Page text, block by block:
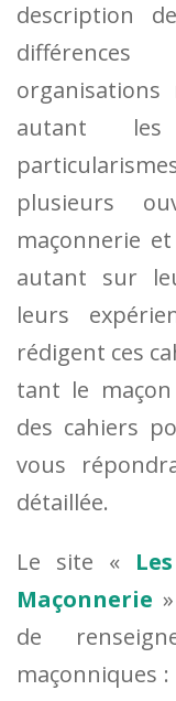
description
organisations
autant
plusieurs
maçonnerie
autant sur
leurs
rédigent ces
tant le
des cahiers
vous
détaillée.
Le site «
Maçonnerie
de
maçonniques